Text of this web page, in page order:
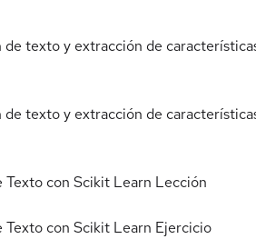
de texto y extracción de
de texto y extracción de
Texto con Scikit Learn Lección
Texto con Scikit Learn Ejercicio